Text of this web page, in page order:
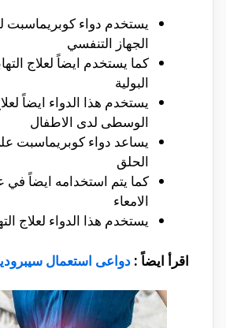
يستخدم دواء كوبريماسبت
الجهاز التنفسي
كما يستخدم ايضاً لعلاج
البولية
يستخدم هذا الدواء ايضاً
الوسطى لدى الاطفال
يساعد دواء كوبريماسبت
الحلق
كما يتم استخدامه ايضاً في
الامعاء
يستخدم هذا الدواء لعلاج
اقرأ ايضاً : دواعى استعمال